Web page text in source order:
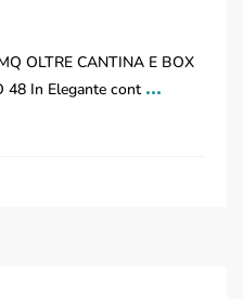
OLTRE CANTINA E BOX
48 In Elegante cont ...